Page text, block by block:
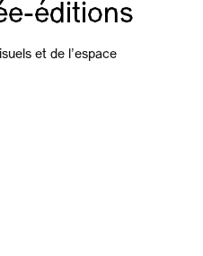
éditions
et de l'espace